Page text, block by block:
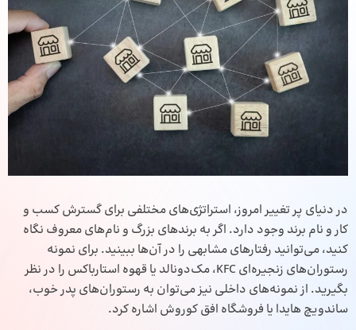
در دنیای پر تغییر امروز، استراتژی‌های مختلفی برای گسترش کسب و
کار و نام برند وجود دارد. اگر به برندهای بزرگ و نام‌های معروف نگاه
کنید، می‌توانید رفتارهای مشابهی را در آن‌ها ببینید. برای نمونه
رستوران‌های زنجیره‌ای KFC، مک‌دونالد یا قهوه استارباکس را در نظر
بگیرید. از نمونه‌های داخلی نیز می‌توان به رستوران‌های پدر خوب،
ساندویچ هایدا یا فروشگاه افق کوروش اشاره کرد.